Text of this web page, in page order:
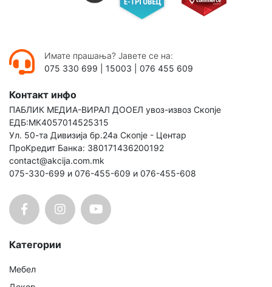
Имате прашања? Јавете се на:
075 330 699
15003 076 455 609
Контакт инфо
ПАБЛИК МЕДИА-ВИРАЛ ДООЕЛ увоз-извоз Скопје
ЕДБ:МК4057014525315
Ул. 50-та Дивизија бр.24а Скопје - Центар
ПроКредит Банка: 380171436200192
contact@akcija.com.mk
075-330-699 и 076-455-609 и 076-455-608
Категории
Мебел